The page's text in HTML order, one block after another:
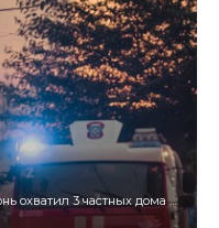
охватил 3 частных дома и автомобиль в Сочи